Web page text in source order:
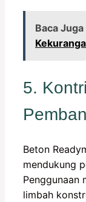
Baca Juga
5.
Beton
mendukung
Penggunaan
limbah